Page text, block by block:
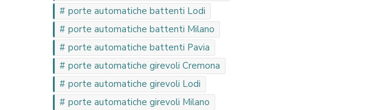
porte automatiche battenti Lodi
porte automatiche battenti Milano
porte automatiche battenti Pavia
porte automatiche girevoli Cremona
porte automatiche girevoli Lodi
porte automatiche girevoli Milano